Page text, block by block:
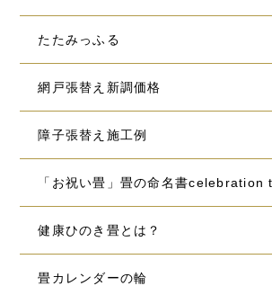
たたみっふる
網戸張替え新調価格
障子張替え施工例
「お祝い畳」畳の命名書celebration
健康ひのき畳とは？
畳カレンダーの輪